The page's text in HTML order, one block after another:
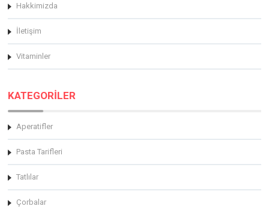
Hakkimizda
İletişim
Vitaminler
KATEGORİLER
Aperatifler
Pasta Tarifleri
Tatlılar
Çorbalar